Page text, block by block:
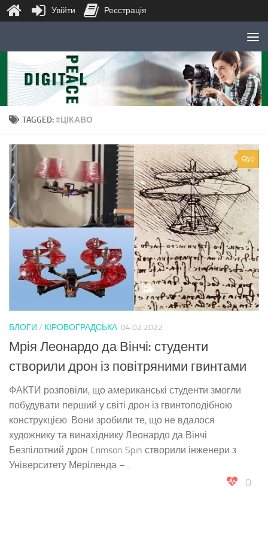
Skip to content
TAGGED:#ЦІКАВО
0
БЛОГИ / КІРОВОГРАДСЬКА 04.02.2022
Мрія Леонардо да Вінчі: студенти
створили дрон із повітряними гвинтами
ФАКТИ розповіли, що американські студенти змогли
побудувати перший у світі дрон із гвинтоподібною
конструкцією. Вони зробили те, що не вдалося
художнику та винахіднику Леонардо да Вінчі.
Безпілотний дрон Crimson Spin створили інженери з
Університету Меріленда –...
0
Увійти Реєстрація